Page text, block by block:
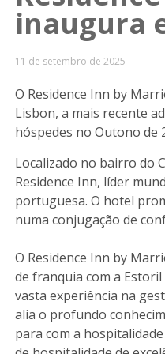
inaugura
11 de setembro de 2025
O Residence Inn by
Lisbon, a mais recente
hóspedes no Outono de
Localizado no bairro do
Residence Inn, líder
portuguesa. O hotel
numa conjugação de
O Residence Inn by
de franquia com a
vasta experiência na
alia o profundo
para com a